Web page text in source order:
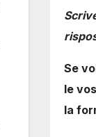
Se
le
la